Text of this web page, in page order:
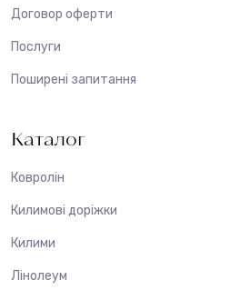
Договор оферти
Послуги
Поширені запитання
Каталог
Ковролін
Килимові доріжки
Килими
Лінолеум